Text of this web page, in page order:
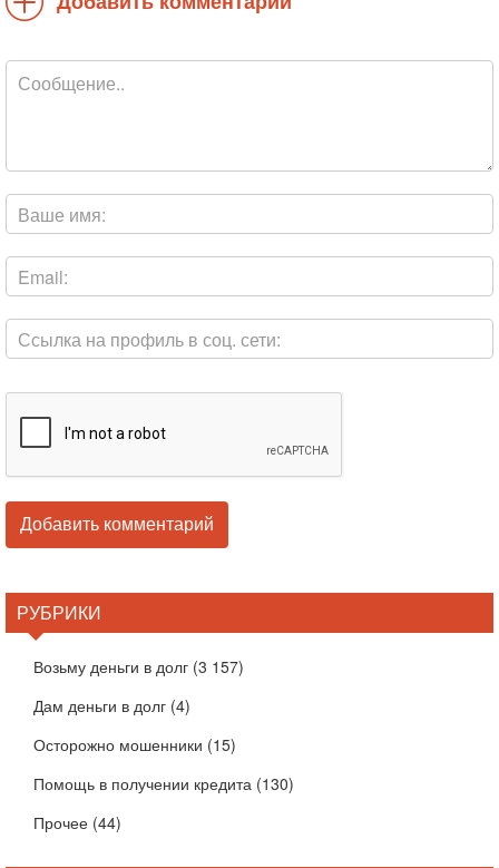
РУБРИКИ
Возьму деньги в долг (3 157)
Дам деньги в долг (4)
Осторожно мошенники (15)
Помощь в получении кредита (130)
Прочее (44)